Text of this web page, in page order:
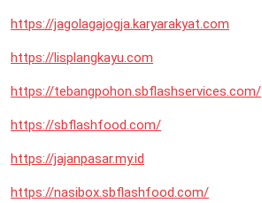
https://jagolagajogja.karyarakyat.com
https://lisplangkayu.com
https://tebangpohon.sbflashservices.com/
https://sbflashfood.com/
https://jajanpasar.my.id
https://nasibox.sbflashfood.com/